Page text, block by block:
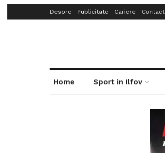
Despre Publicitate Cariere Contact
Home Sport in Ilfov